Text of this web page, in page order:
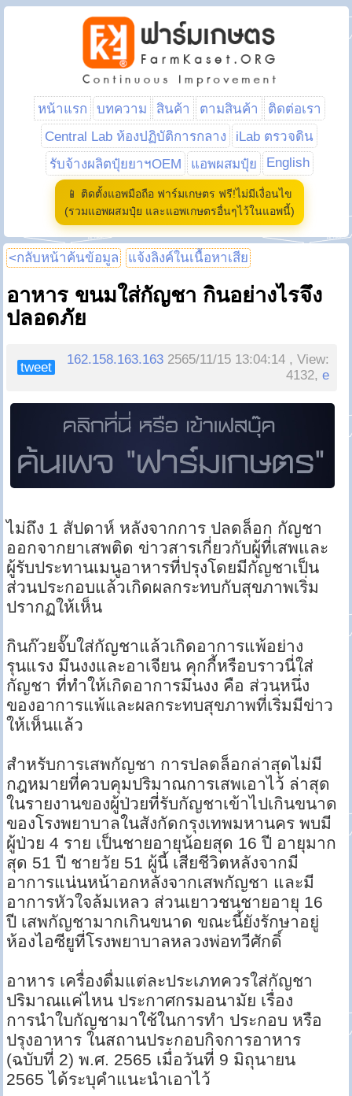
หน้าแรก บทความ สินค้า ตามสินค้า
ติดต่อเรา
Central Lab ห้องปฏิบัติการกลาง
iLab ตรวจดิน
รับจ้างผลิตปุ๋ยยาฯOEM
แอพผสมปุ๋ย English
📱 ติดตั้งแอพมือถือ ฟาร์มเกษตร ฟรี!ไม่มีเงื่อนไข
(รวมแอพผสมปุ๋ย และแอพเกษตรอื่นๆไว้ในแอพนี้)
<กลับหน้าค้นข้อมูล แจ้งลิงค์ในเนื้อหาเสีย
อาหาร ขนมใส่กัญชา กินอย่างไรจึง
ปลอดภัย
tweet
162.158.163.163 2565/11/15 13:04:14 , View:
4132,e
ไม่ถึง 1 สัปดาห์ หลังจากการ ปลดล็อก กัญชา
ออกจากยาเสพติด ข่าวสารเกี่ยวกับผู้ที่เสพและ
ผู้รับประทานเมนูอาหารที่ปรุงโดยมีกัญชาเป็น
ส่วนประกอบแล้วเกิดผลกระทบกับสุขภาพเริ่ม
ปรากฏให้เห็น
กินก๊วยจั๊บใส่กัญชาแล้วเกิดอาการแพ้อย่าง
รุนแรง มึนงงและอาเจียน คุกกี้หรือบราวนี่ใส่
กัญชา ที่ทำให้เกิดอาการมึนงง คือ ส่วนหนึ่ง
ของอาการแพ้และผลกระทบสุขภาพที่เริ่มมีข่าว
ให้เห็นแล้ว
สำหรับการเสพกัญชา การปลดล็อกล่าสุดไม่มี
กฎหมายที่ควบคุมปริมาณการเสพเอาไว้ ล่าสุด
ในรายงานของผู้ป่วยที่รับกัญชาเข้าไปเกินขนาด
ของโรงพยาบาลในสังกัดกรุงเทพมหานคร พบมี
ผู้ป่วย 4 ราย เป็นชายอายุน้อยสุด 16 ปี อายุมาก
สุด 51 ปี ชายวัย 51 ผู้นี้ เสียชีวิตหลังจากมี
อาการแน่นหน้าอกหลังจากเสพกัญชา และมี
อาการหัวใจล้มเหลว ส่วนเยาวชนชายอายุ 16
ปี เสพกัญชามากเกินขนาด ขณะนี้ยังรักษาอยู่
ห้องไอซียูที่โรงพยาบาลหลวงพ่อทวีศักดิ์
อาหาร เครื่องดื่มแต่ละประเภทควรใส่กัญชา
ปริมาณแค่ไหน ประกาศกรมอนามัย เรื่อง
การนำใบกัญชามาใช้ในการทำ ประกอบ หรือ
ปรุงอาหาร ในสถานประกอบกิจการอาหาร
(ฉบับที่ 2) พ.ศ. 2565 เมื่อวันที่ 9 มิถุนายน
2565 ได้ระบุคำแนะนำเอาไว้